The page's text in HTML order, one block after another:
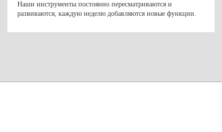
Наши инструменты постоянно пересматриваются и
развиваются, каждую неделю добавляются новые функции.